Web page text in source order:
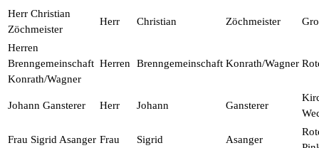
Herr Christian
Zöchmeister
Herr Christian Zöchmeister
Herren
Brenngemeinschaft
Konrath/Wagner
Herren Brenngemeinschaft Konrath/Wagner
Johann Gansterer Herr Johann Gansterer
Frau Sigrid Asanger Frau Sigrid Asanger